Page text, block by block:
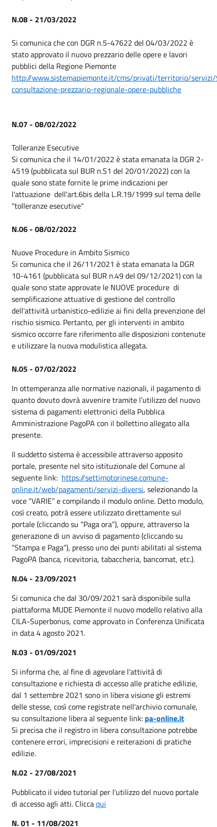
N.08 - 21/03/2022
Si comunica che con DGR n.5-47622 del 04/03/2022 è
stato approvato il nuovo prezzario delle opere e lavori
pubblici della Regione Piemonte
http://www.sistemapiemonte.it/cms/privati/territorio/
consultazione-prezzario-regionale-opere-pubbliche
N.07 - 08/02/2022
Tolleranze Esecutive
Si comunica che il 14/01/2022 è stata emanata la DGR 2-
4519 (pubblicata sul BUR n.S1 del 20/01/2022) con la
quale sono state fornite le prime indicazioni per
l'attuazione dell'art.6bis della L.R.19/1999 sul tema delle
"tolleranze esecutive"
N.06 - 08/02/2022
Nuove Procedure in Ambito Sismico
Si comunica che il 26/11/2021 è stata emanata la DGR
10-4161 (pubblicata sul BUR n.49 del 09/12/2021) con la
quale sono state approvate le NUOVE procedure di
semplificazione attuative di gestione del controllo
dell'attività urbanistico-edilizie ai fini della prevenzione del
rischio sismico. Pertanto, per gli interventi in ambito
sismico occorre fare riferimento alle disposizioni contenute
e utilizzare la nuova modulistica allegata.
N.05 - 07/02/2022
In ottemperanza alle normative nazionali, il pagamento di
quanto dovuto dovrà avvenire tramite l’utilizzo del nuovo
sistema di pagamenti elettronici della Pubblica
Amministrazione PagoPA con il bollettino allegato alla
presente.
Il suddetto sistema è accessibile attraverso apposito
portale, presente nel sito istituzionale del Comune al
seguente link: https://settimotorinese.comune-
online.it/web/pagamenti/servizi-diversi, selezionando la
voce “VARIE” e compilando il modulo online. Detto modulo,
così creato, potrà essere utilizzato direttamente sul
portale (cliccando su “Paga ora”), oppure, attraverso la
generazione di un avviso di pagamento (cliccando su
“Stampa e Paga”), presso uno dei punti abilitati al sistema
PagoPA (banca, ricevitoria, tabaccheria, bancomat, etc.).
N.04 - 23/09/2021
Si comunica che dal 30/09/2021 sarà disponibile sulla
piattaforma MUDE Piemonte il nuovo modello relativo alla
CILA-Superbonus, come approvato in Conferenza Unificata
in data 4 agosto 2021.
N.03 - 01/09/2021
Si informa che, al fine di agevolare l'attività di
consultazione e richiesta di accesso alle pratiche edilizie,
dal 1 settembre 2021 sono in libera visione gli estremi
delle stesse, così come registrate nell'archivio comunale,
su consultazione libera al seguente link: pa-online.it
Si precisa che il registro in libera consultazione potrebbe
contenere errori, imprecisioni e reiterazioni di pratiche
edilizie.
N.02 - 27/08/2021
Pubblicato il video tutorial per l'utilizzo del nuovo portale
di accesso agli atti. Cliccaqui
N. 01 - 11/08/2021